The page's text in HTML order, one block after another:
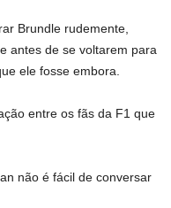
Brundle rudemente,
antes de se voltarem para
ele fosse embora.
entre os fãs da F1 que
não é fácil de conversar